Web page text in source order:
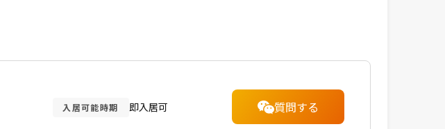
入居可能時期 即入居可 質問する